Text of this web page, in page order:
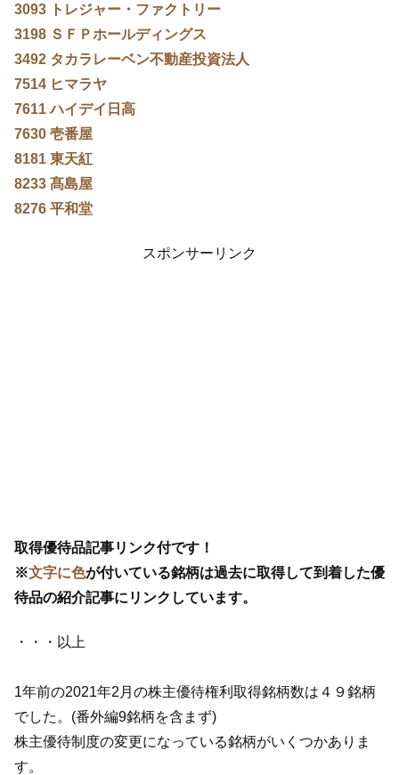
3093 トレジャー・ファクトリー
3198 ＳＦＰホールディングス
3492 タカラレーベン不動産投資法人
7514 ヒマラヤ
7611 ハイデイ日高
7630 壱番屋
8181 東天紅
8233 髙島屋
8276 平和堂
スポンサーリンク
取得優待品記事リンク付です！
※文字に色が付いている銘柄は過去に取得して到着した優
待品の紹介記事にリンクしています。
・・・以上
1年前の2021年2月の株主優待権利取得銘柄数は４９銘柄
でした。(番外編9銘柄を含まず)
株主優待制度の変更になっている銘柄がいくつかありま
す。